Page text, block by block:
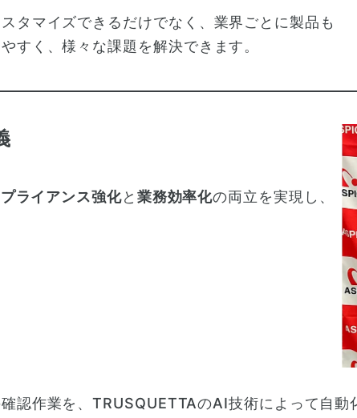
タマイズできるだけでなく、業界ごとに製品も
すく、様々な課題を解決できます。
ライアンス強化と 業務効率化の両立を実現し、
認作業を、TRUSQUETTAのAI技術によって自